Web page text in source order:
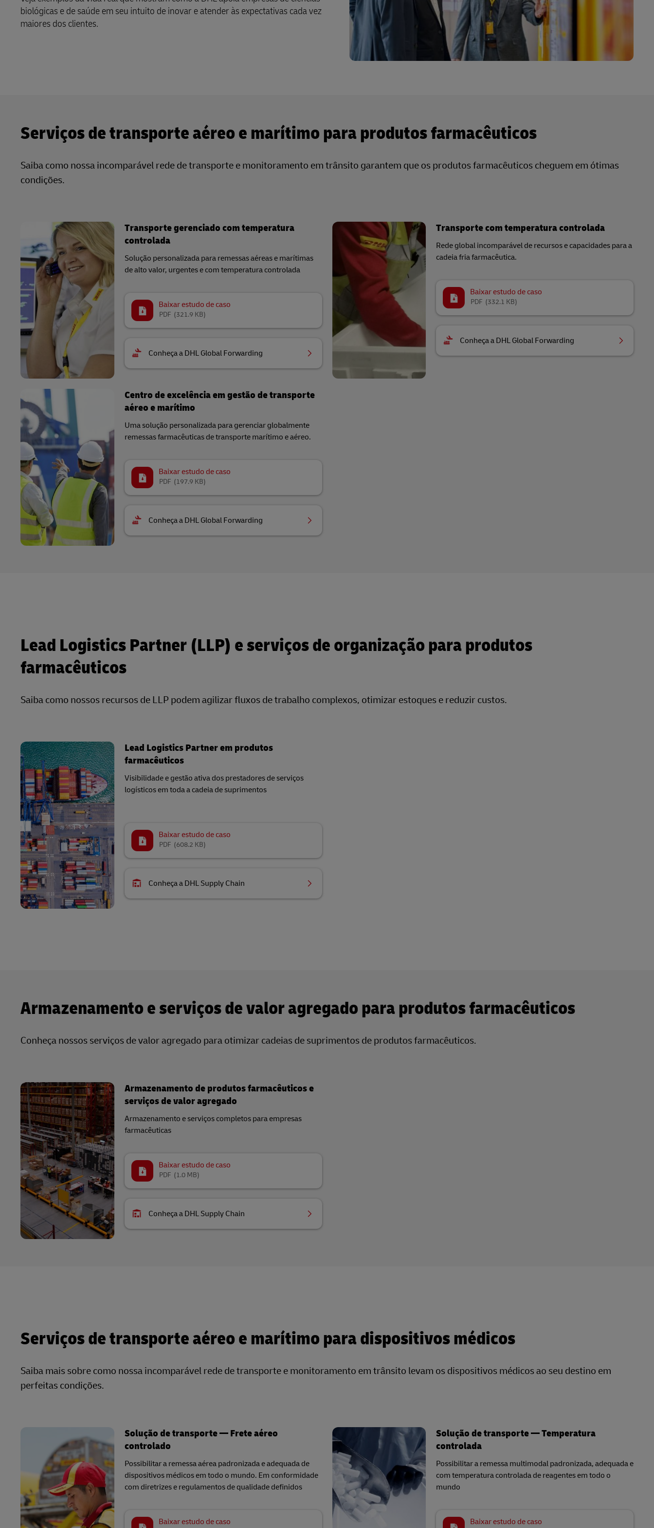
LifeTrack
Auxílio e amparo
biológicas e de saúde em seu intuito de inovar e atender às expectativas cada vez
maiores dos clientes.
Serviços de transporte aéreo e marítimo para produtos farmacêuticos
Saiba como nossa incomparável rede de transporte e monitoramento em trânsito garantem que os produtos farmacêuticos cheguem em ótimas
condições.
Transporte gerenciado com temperatura
controlada
Solução personalizada para remessas aéreas e marítimas
de alto valor, urgentes e com temperatura controlada​
Baixar estudo de caso
(321.9 KB)
PDF
Conheça a DHL Global Forwarding
Transporte com temperatura controlada
Rede global incomparável de recursos e capacidades para a
cadeia fria farmacêutica.
Baixar estudo de caso
(332.1 KB)
PDF
Conheça a DHL Global Forwarding
Centro de excelência em gestão de transporte
aéreo e marítimo
Uma solução personalizada para gerenciar globalmente
remessas farmacêuticas de transporte marítimo e aéreo.
Baixar estudo de caso
(197.9 KB)
PDF
Conheça a DHL Global Forwarding
Lead Logistics Partner (LLP) e serviços de organização para produtos
farmacêuticos
Saiba como nossos recursos de LLP podem agilizar fluxos de trabalho complexos, otimizar estoques e reduzir custos.
Lead Logistics Partner em produtos
farmacêuticos
Visibilidade e gestão ativa dos prestadores de serviços
logísticos em toda a cadeia de suprimentos
Baixar estudo de caso
(608.2 KB)
PDF
Conheça a DHL Supply Chain
Armazenamento e serviços de valor agregado para produtos farmacêuticos
Conheça nossos serviços de valor agregado para otimizar cadeias de suprimentos de produtos farmacêuticos.
Armazenamento de produtos farmacêuticos e
serviços de valor agregado
Armazenamento e serviços completos para empresas
farmacêuticas​
Baixar estudo de caso
(1.0 MB)
PDF
Conheça a DHL Supply Chain
Serviços de transporte aéreo e marítimo para dispositivos médicos
Saiba mais sobre como nossa incomparável rede de transporte e monitoramento em trânsito levam os dispositivos médicos ao seu destino em
perfeitas condições.
Solução de transporte — Frete aéreo
controlado
Possibilitar a remessa aérea padronizada e adequada de
dispositivos médicos em todo o mundo. Em conformidade
com diretrizes e regulamentos de qualidade definidos
Baixar estudo de caso
Solução de transporte — Temperatura
controlada
Possibilitar a remessa multimodal padronizada, adequada e
com temperatura controlada de reagentes em todo o
mundo
Baixar estudo de caso